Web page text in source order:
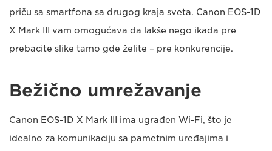
priču sa smartfona sa drugog kraja sveta. Canon EOS-1D
X Mark III vam omogućava da lakše nego ikada pre
prebacite slike tamo gde želite – pre konkurencije.
Bežično umrežavanje
Canon EOS-1D X Mark III ima ugrađen Wi-Fi, što je
idealno za komunikaciju sa pametnim uređajima i